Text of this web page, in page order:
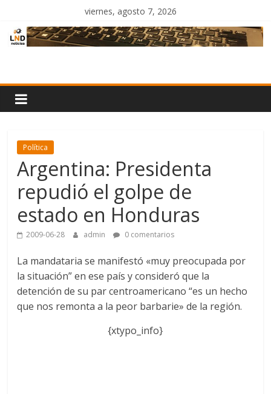
contenido
viernes, agosto 7, 2026
Noticias
Política
Argentina: Presidenta
repudió el golpe de
estado en Honduras
2009-06-28 admin 0 comentarios
La mandataria se manifestó «muy preocupada por
la situación” en ese país y consideró que la
detención de su par centroamericano “es un hecho
que nos remonta a la peor barbarie» de la región.
{xtypo_info}